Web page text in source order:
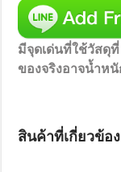
มีจุดเด่นที่ใช้วัสดุ
ของจริงอาจน้ำห
สินค้าที่เกี่ยวข้อง